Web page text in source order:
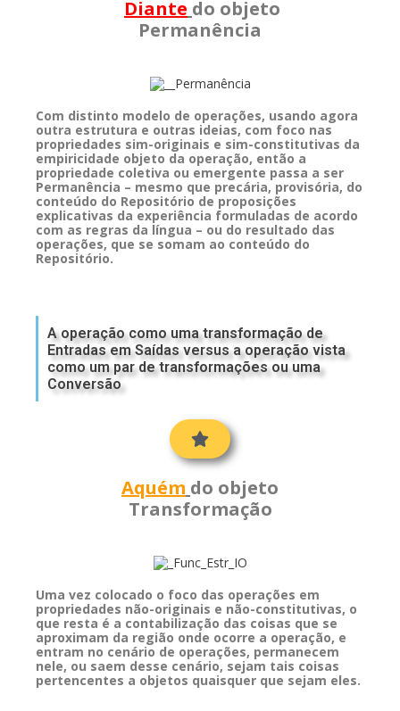
Diante do objeto
Permanência
Com distinto modelo de operações, usando agora
outra estrutura e outras ideias, com foco nas
propriedades sim-originais e sim-constitutivas da
empiricidade objeto da operação, então a
propriedade coletiva ou emergente passa a ser
Permanência – mesmo que precária, provisória, do
conteúdo do Repositório de proposições
explicativas da experiência formuladas de acordo
com as regras da língua – ou do resultado das
operações, que se somam ao conteúdo do
Repositório.
A operação como uma transformação de
Entradas em Saídas versus a operação vista
como um par de transformações ou uma
Conversão
Aquém do objeto
Transformação
Uma vez colocado o foco das operações em
propriedades não-originais e não-constitutivas, o
que resta é a contabilização das coisas que se
aproximam da região onde ocorre a operação, e
entram no cenário de operações, permanecem
nele, ou saem desse cenário, sejam tais coisas
pertencentes a objetos quaisquer que sejam eles.